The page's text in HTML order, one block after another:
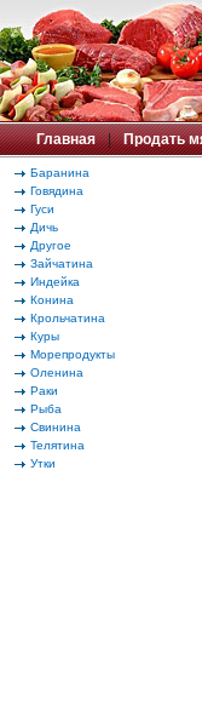
Главная | Продать
Баранина
Говядина
Гуси
Дичь
Другое
Зайчатина
Индейка
Конина
Крольчатина
Куры
Морепродукты
Оленина
Раки
Рыба
Свинина
Телятина
Утки